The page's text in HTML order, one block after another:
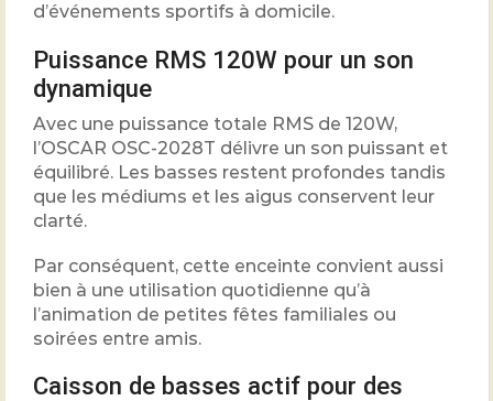
d’événements sportifs à domicile.
Puissance RMS 120W pour un son
dynamique
Avec une puissance totale RMS de 120W,
l’OSCAR OSC-2028T délivre un son puissant et
équilibré. Les basses restent profondes tandis
que les médiums et les aigus conservent leur
clarté.
Par conséquent, cette enceinte convient aussi
bien à une utilisation quotidienne qu’à
l’animation de petites fêtes familiales ou
soirées entre amis.
Caisson de basses actif pour des